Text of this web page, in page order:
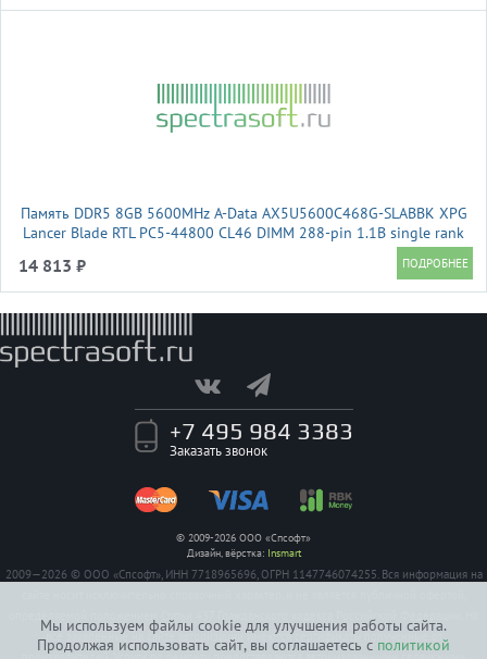
Мы используем файлы cookie для улучшения работы сайта.
Продолжая использовать сайт, вы соглашаетесь с политикой
Память DDR5 8GB 5600MHz A-Data AX5U5600C468G-SLABBK XPG
Lancer Blade RTL PC5-44800 CL46 DIMM 288-pin 1.1В single rank
14 813 ₽
+7 495 984 3383
Заказать звонок
© 2009-2026 ООО «Спсофт»
Дизайн, вёрстка: Insmart
2009—2026 © ООО «Спсофт», ИНН 7718965696, ОГРН 1147746074255. Вся информация на
определяемой положением Статьи 437 Гражданского кодекса Российской Федерации. На
все заявленные на сайте авторизации имеются сертификаты полученные от